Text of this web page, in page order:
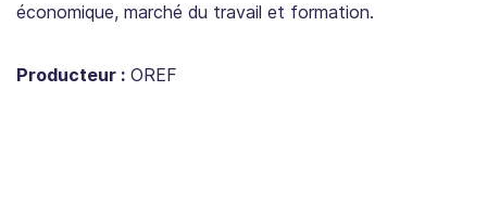
économique, marché du travail et formation.
Producteur : OREF